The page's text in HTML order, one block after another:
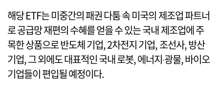
해당 ETF는 미중간의 패권 다툼 속 미국의 제조업 파트너
로 공급망 재편의 수혜를 얻을 수 있는 국내 제조업에 주
목한 상품으로 반도체 기업, 2차전지 기업, 조선사, 방산
기업, 그 외에도 대표적인 국내 로봇, 에너지‧광물, 바이오
기업들이 편입될 예정이다.